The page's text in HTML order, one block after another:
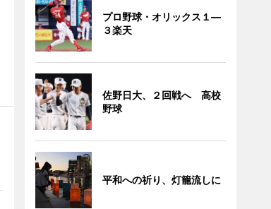
プロ野球・オリックス１―
３楽天
佐野日大、２回戦へ 高校
野球
平和への祈り、灯籠流しに